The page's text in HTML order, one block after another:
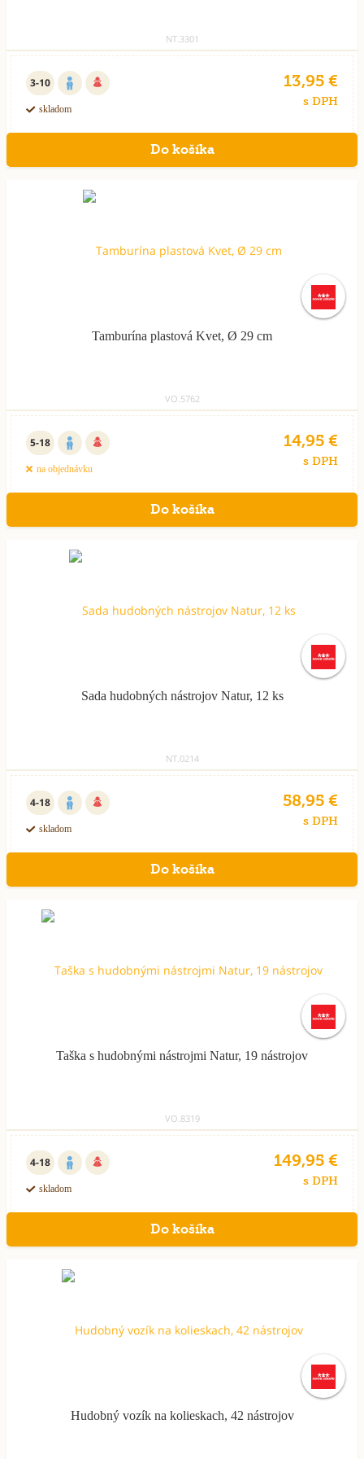
NT.3301
3-10
skladom
13,95 €
s DPH
Tamburína plastová Kvet, Ø 29 cm
VO.5762
5-18
na objednávku
14,95 €
s DPH
Sada hudobných nástrojov Natur, 12 ks
NT.0214
4-18
skladom
58,95 €
s DPH
Taška s hudobnými nástrojmi Natur, 19 nástrojov
VO.8319
4-18
skladom
149,95 €
s DPH
Hudobný vozík na kolieskach, 42 nástrojov